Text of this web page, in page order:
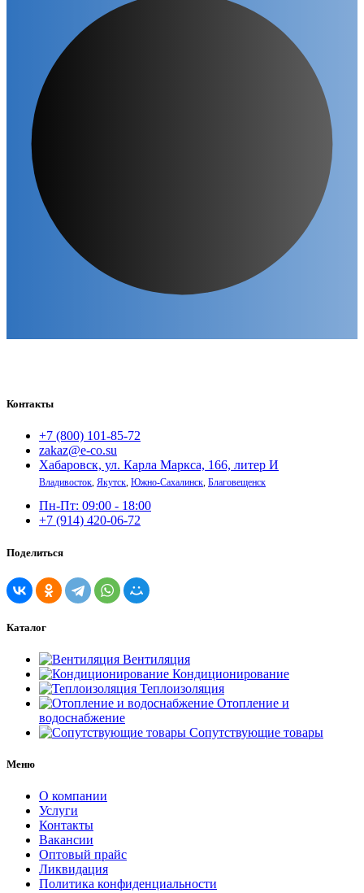
Контакты
+7 (800) 101-85-72
zakaz@e-co.su
Хабаровск, ул. Карла Маркса, 166, литер И
Владивосток, Якутск, Южно-Сахалинск, Благовещенск
Пн-Пт: 09:00 - 18:00
+7 (914) 420-06-72
Поделиться
Каталог
Вентиляция
Кондиционирование
Теплоизоляция
Отопление и
водоснабжение
Сопутствующие товары
Меню
О компании
Услуги
Контакты
Вакансии
Оптовый прайс
Ликвидация
Политика конфиденциальности